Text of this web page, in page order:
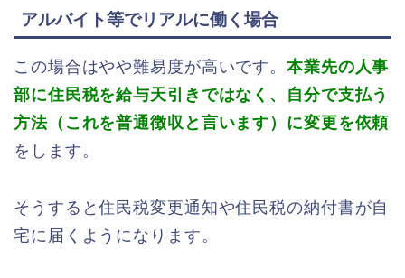
アルバイト等でリアルに働く場合
この場合はやや難易度が高いです。本業先の人事
部に住民税を給与天引きではなく、自分で支払う
方法（これを普通徴収と言います）に変更を依頼
をします。
そうすると住民税変更通知や住民税の納付書が自
宅に届くようになります。